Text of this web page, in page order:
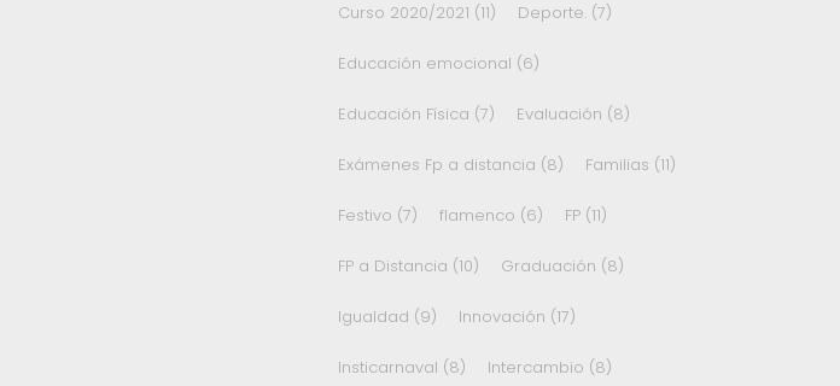
Curso 2020/2021 (11) Deporte.(7)
Educación emocional (6)
Educación Física (7) Evaluación (8)
Exámenes Fp a distancia (8) Familias (11)
Festivo (7) flamenco (6) FP(11)
FP a Distancia (10) Graduación (8)
Igualdad (9) Innovación (17)
Insticarnaval (8) Intercambio (8)